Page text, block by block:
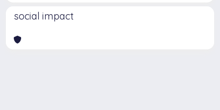
social impact